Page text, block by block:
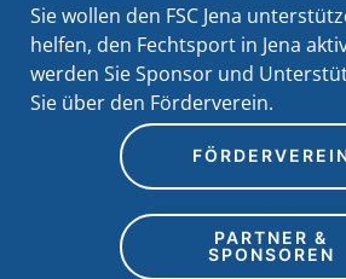
Sie wollen den FSC Jena
helfen, den Fechtsport in Jena
werden Sie Sponsor und
Sie über den Förderverein.
PARTNER &
SPONSOREN